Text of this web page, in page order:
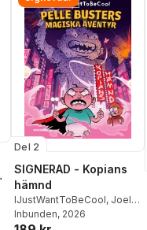
Del 2
SIGNERAD - Kopians
hämnd
IJustWantToBeCool, Joel
Adolphson,Emil Ejdemo
Beer ,Victor Beer
Inbunden, 2026